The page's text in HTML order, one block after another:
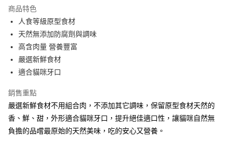
運送方式
宅配
每筆NT$100，滿NT$888(含以上)免運費
商品特色
人食等級原型食材
天然無添加防腐劑與調味
高含肉量 營養豐富
嚴選新鮮食材
適合貓咪牙口
銷售重點
嚴選新鮮食材不用組合肉，不添加其它調味，保留原型食材天然的
香、鮮、甜，外形適合貓咪牙口，提升絕佳適口性，讓貓咪自然無
負擔的品嚐最原始的天然美味，吃的安心又營養。